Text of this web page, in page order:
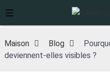
Maison Blog
deviennent-elles visibles ?